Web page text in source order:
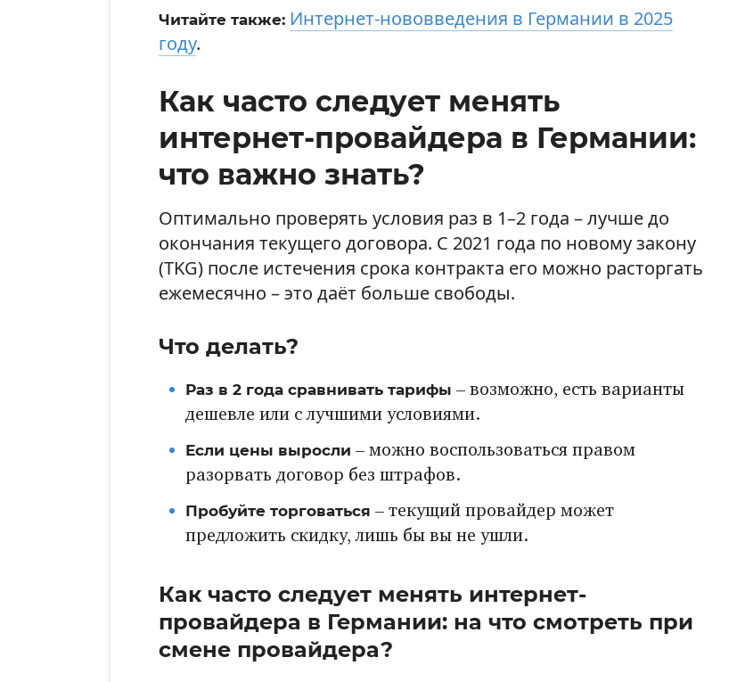
Читайте также: Интернет-нововведения в Германии в 2025
году.
Как часто следует менять
интернет-провайдера в Германии:
что важно знать?
Оптимально проверять условия раз в 1–2 года – лучше до
окончания текущего договора. С 2021 года по новому закону
(TKG) после истечения срока контракта его можно расторгать
ежемесячно – это даёт больше свободы.
Что делать?
Раз в 2 года сравнивать тарифы – возможно, есть варианты
дешевле или с лучшими условиями.
Если цены выросли – можно воспользоваться правом
разорвать договор без штрафов.
Пробуйте торговаться – текущий провайдер может
предложить скидку, лишь бы вы не ушли.
Как часто следует менять интернет-
провайдера в Германии: на что смотреть при
смене провайдера?